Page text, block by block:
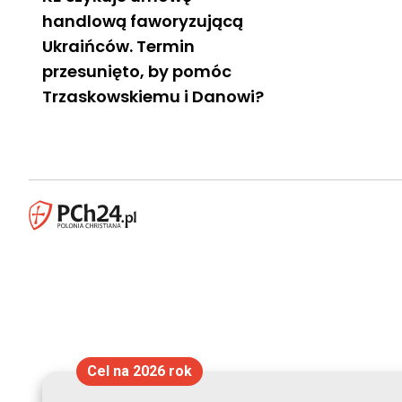
handlową faworyzującą
Ukraińców. Termin
przesunięto, by pomóc
Trzaskowskiemu i Danowi?
Cel na 2026 rok